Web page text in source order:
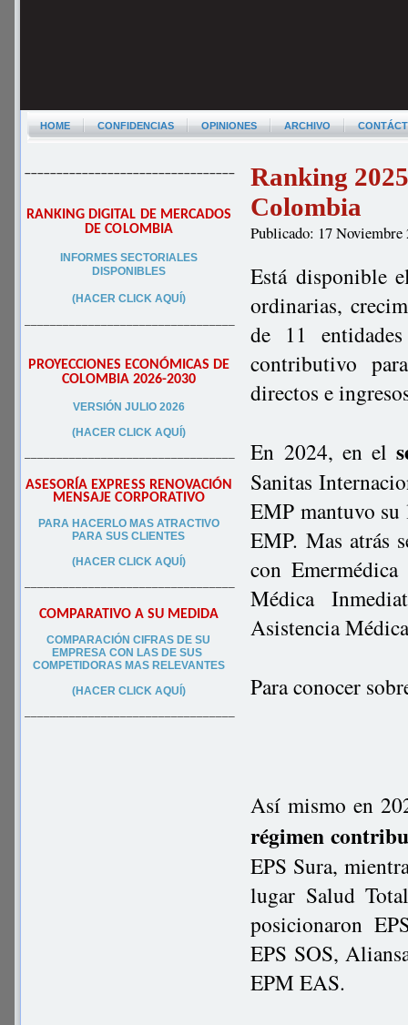
HOME CONFIDENCIAS OPINIONES ARCHIVO
–––––––––––––––––––––––––––––––––
RANKING DIGITAL DE MERCADOS
DE COLOMBIA
INFORMES SECTORIALES
DISPONIBLES
(HACER CLICK AQUÍ)
–––––––––––––––––––––––––––––––––
PROYECCIONES ECONÓMICAS DE
COLOMBIA 2026-2030
VERSIÓN JULIO 2026
(HACER CLICK AQUÍ)
–––––––––––––––––––––––––––––––––
ASESORÍA EXPRESS RENOVACIÓN
MENSAJE CORPORATIVO
PARA HACERLO MAS ATRACTIVO
PARA SUS CLIENTES
(HACER CLICK AQUÍ)
–––––––––––––––––––––––––––––––––
COMPARATIVO A SU MEDIDA
COMPARACIÓN CIFRAS DE SU
EMPRESA CON LAS DE SUS
COMPETIDORAS MAS RELEVANTES
(HACER CLICK AQUÍ)
–––––––––––––––––––––––––––––––––
Ranking
Colombia
Publicado: 17 Noviembre
Está disponible
ordinarias,
de 11
contributivo
directos e
En 2024, en el
Sanitas
EMP mantuvo
EMP. Mas atrás
con
Médica
Asistencia
Para conocer
Así mismo en
régimen
EPS Sura,
lugar Salud
posicionaron
EPS SOS,
EPM EAS.